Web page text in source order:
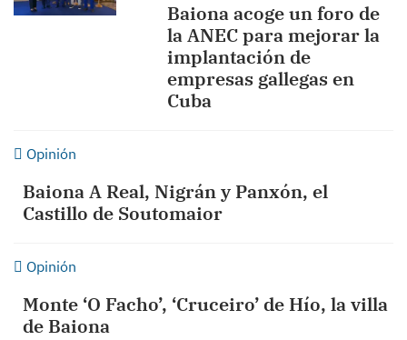
Baiona acoge un foro de
la ANEC para mejorar la
implantación de
empresas gallegas en
Cuba
Opinión
Baiona A Real, Nigrán y Panxón, el
Castillo de Soutomaior
Opinión
Monte ‘O Facho’, ‘Cruceiro’ de Hío, la villa
de Baiona